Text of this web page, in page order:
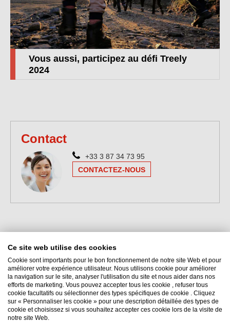
Vous aussi, participez au défi Treely
2024
Contact
+33 3 87 34 73 95
CONTACTEZ-NOUS
Interflon France
9 rue Hubert Reeves, Zone Ecoparc
57140 Norroy-le-Veneur
Ce site web utilise des cookies
Cookie sont importants pour le bon fonctionnement de notre site Web et pour
améliorer votre expérience utilisateur. Nous utilisons cookie pour améliorer
la navigation sur le site, analyser l'utilisation du site et nous aider dans nos
efforts de marketing. Vous pouvez accepter tous les cookie , refuser tous
cookie facultatifs ou sélectionner des types spécifiques de cookie . Cliquez
sur « Personnaliser les cookie » pour une description détaillée des types de
cookie et choisissez si vous souhaitez accepter ces cookie lors de la visite de
notre site Web.